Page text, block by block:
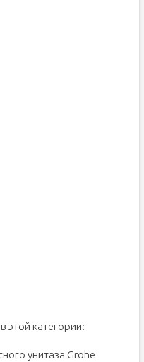
этой категории:
унитаза Grohe